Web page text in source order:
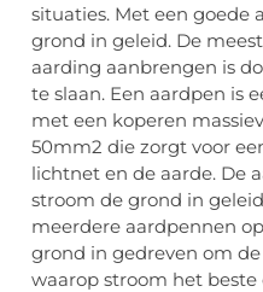
situaties. Met een goede
grond in geleid. De
aarding aanbrengen is
te slaan. Een aardpen is
met een koperen
50mm2 die zorgt voor
lichtnet en de aarde. De
stroom de grond in
meerdere aardpennen
grond in gedreven om
waarop stroom het